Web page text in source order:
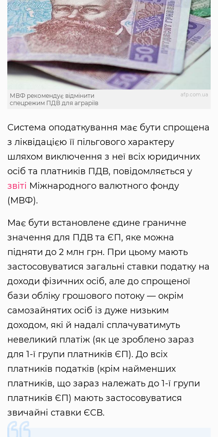
afp.com.ua
МВФ рекомендує відмінити
спецрежим ПДВ для аграріїв
Система оподаткування має бути спрощена
з ліквідацією її пільгового характеру
шляхом виключення з неї всіх юридичних
осіб та платників ПДВ, повідомляється у
звіті Міжнародного валютного фонду
(МВФ).
Має бути встановлене єдине граничне
значення для ПДВ та ЄП, яке можна
підняти до 2 млн грн. При цьому мають
застосовуватися загальні ставки податку на
доходи фізичних осіб, але до спрощеної
бази обліку грошового потоку — окрім
самозайнятих осіб із дуже низьким
доходом, які й надалі сплачуватимуть
невеликий платіж (як це зроблено зараз
для 1-ї групи платників ЄП). До всіх
платників податків (крім найменших
платників, що зараз належать до 1-ї групи
платників ЄП) мають застосовуватися
звичайні ставки ЄСВ.